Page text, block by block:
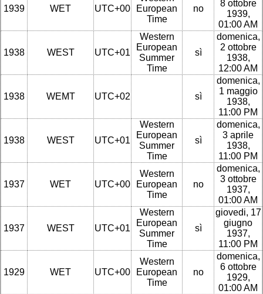
1939 WET UTC+00
European
Time
no
8 ottobre
1939,
01:00 AM
1938 WEST UTC+01
Western
European
Summer
Time
sì
domenica,
2 ottobre
1938,
12:00 AM
1938 WEMT UTC+02 sì
domenica,
1 maggio
1938,
11:00 PM
1938 WEST UTC+01
Western
European
Summer
Time
sì
domenica,
3 aprile
1938,
11:00 PM
1937 WET UTC+00
Western
European
Time
no
domenica,
3 ottobre
1937,
01:00 AM
1937 WEST UTC+01
Western
European
Summer
Time
sì
giovedi, 17
giugno
1937,
11:00 PM
1929 WET UTC+00
Western
European
Time
no
domenica,
6 ottobre
1929,
01:00 AM